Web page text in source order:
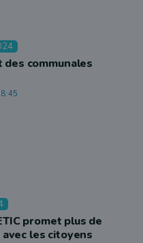
communales
promet plus de
les citoyens